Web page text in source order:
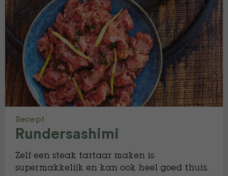
Recept
Rundersashimi
Zelf een steak tartaar maken is
supermakkelijk en kan ook heel goed thuis.